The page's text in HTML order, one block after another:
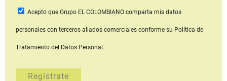
Acepto que Grupo EL COLOMBIANOcomparta mis datos
personales con terceros aliados comerciales conforme su Política de
Tratamiento del Datos Personal.